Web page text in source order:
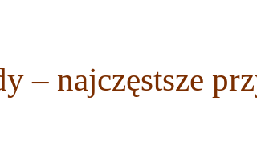
– najczęstsze